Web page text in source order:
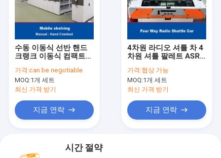
수동 이동식 선반 핸드
크랭크 이동식 컴팩트
랙 시스템
가격:can be negotiable
MOQ:1개 세트
최신 가격 받기
지금 연락
4차원 라디오 셔틀 차 4
차원 셔틀 팔레트 ASRS
템 팔레트 러너 래킹
가격:협상 가능
MOQ:1개 세트
최신 가격 받기
지금 연락
시간 절약